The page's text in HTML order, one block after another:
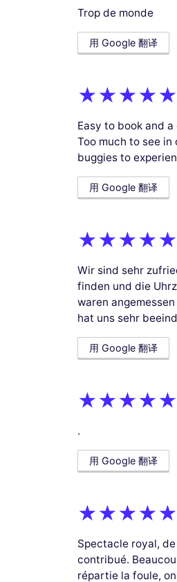
Trop de monde
用 Google 翻译
Easy to book and
Too much to see
buggies to
用 Google 翻译
Wir sind sehr
finden und die
waren
hat uns sehr
用 Google 翻译
.
用 Google 翻译
Spectacle royal,
contribué.
répartie la foule,